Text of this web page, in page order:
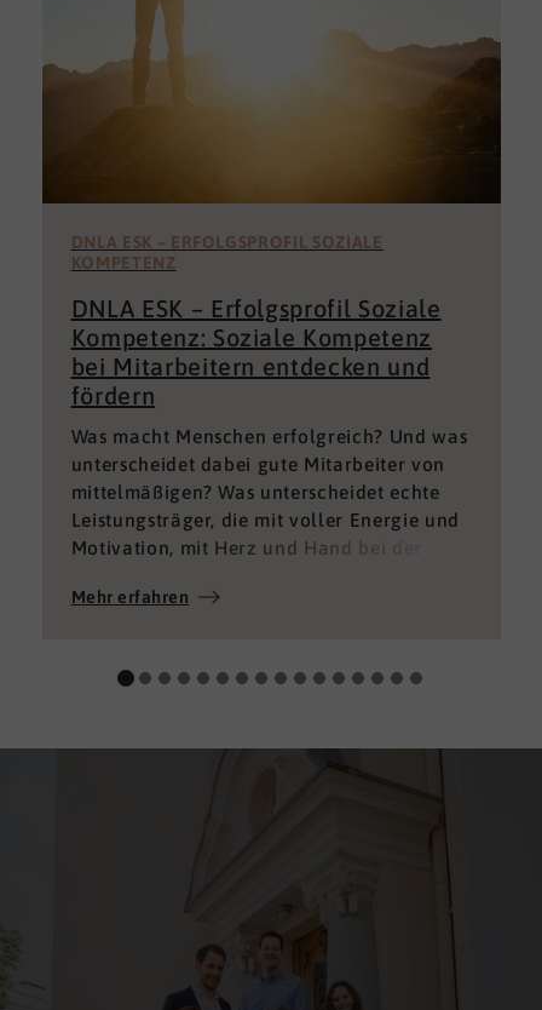
DNLA ESK – ERFOLGSPROFIL SOZIALE
KOMPETENZ
DNLA ESK – Erfolgsprofil Soziale
Kompetenz: Soziale Kompetenz
bei Mitarbeitern entdecken und
fördern
Was macht Menschen erfolgreich? Und was
unterscheidet dabei gute Mitarbeiter von
mittelmäßigen? Was unterscheidet echte
Leistungsträger, die mit voller Energie und
Motivation, mit Herz und Hand bei der
„Job“ machen und von denen, die – aus
Mehr erfahren